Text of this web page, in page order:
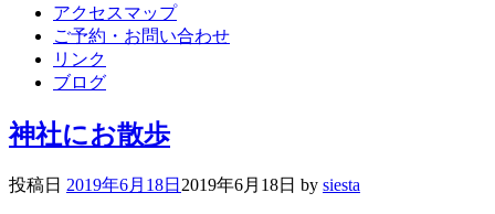
アクセスマップ
ご予約・お問い合わせ
リンク
ブログ
神社にお散歩
投稿日 2019年6月18日 2019年6月18日 by siesta